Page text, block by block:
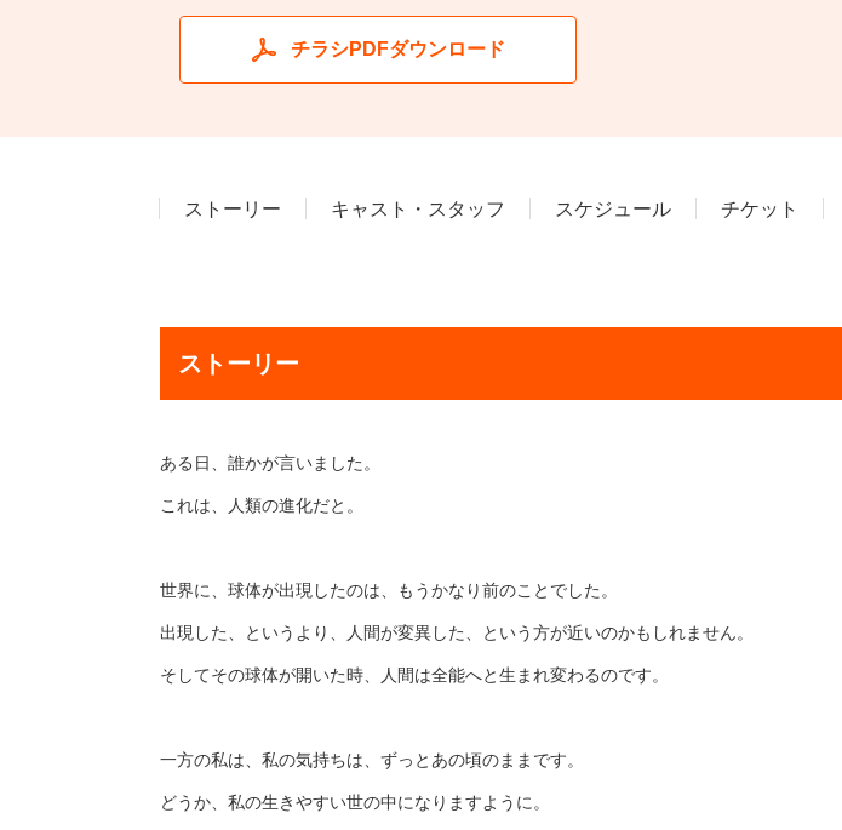
チラシPDFダウンロード
ストーリー キャスト・スタッフ スケジュール チケット
ストーリー
ある日、誰かが言いました。
これは、人類の進化だと。
世界に、球体が出現したのは、もうかなり前のことでした。
出現した、というより、人間が変異した、という方が近いのかもしれません。
そしてその球体が開いた時、人間は全能へと生まれ変わるのです。
一方の私は、私の気持ちは、ずっとあの頃のままです。
どうか、私の生きやすい世の中になりますように。